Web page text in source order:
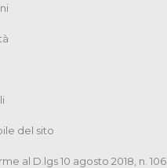
del sito
al D.lgs 10 agosto 2018, n. 106